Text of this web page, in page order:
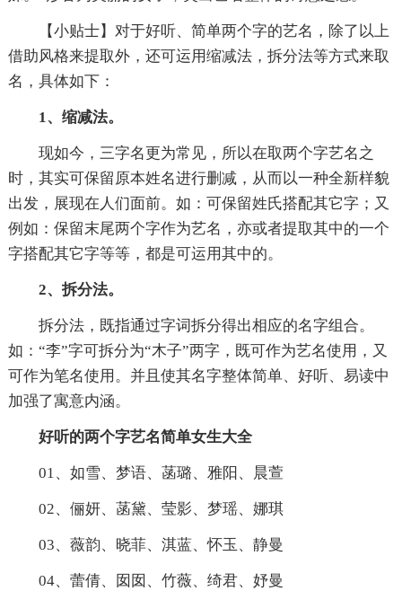
【小贴士】对于好听、简单两个字的艺名，除了以上
借助风格来提取外，还可运用缩减法，拆分法等方式来取
名，具体如下：
1、缩减法。
现如今，三字名更为常见，所以在取两个字艺名之
时，其实可保留原本姓名进行删减，从而以一种全新样貌
出发，展现在人们面前。如：可保留姓氏搭配其它字；又
例如：保留末尾两个字作为艺名，亦或者提取其中的一个
字搭配其它字等等，都是可运用其中的。
2、拆分法。
拆分法，既指通过字词拆分得出相应的名字组合。
如：“李”字可拆分为“木子”两字，既可作为艺名使用，又
可作为笔名使用。并且使其名字整体简单、好听、易读中
加强了寓意内涵。
好听的两个字艺名简单女生大全
01、如雪、梦语、菡璐、雅阳、晨萱
02、俪妍、菡黛、莹影、梦瑶、娜琪
03、薇韵、晓菲、淇蓝、怀玉、静曼
04、蕾倩、囡囡、竹薇、绮君、妤曼